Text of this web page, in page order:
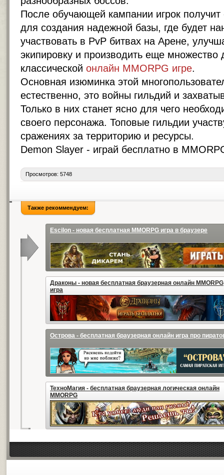
После обучающей кампании игрок получит
для создания надежной базы, где будет
участвовать в PvP битвах на Арене,
экипировку и производить еще множество
классической онлайн MMORPG игре.
Основная изюминка этой
естественно, это войны гильдий и
Только в них станет ясно для чего
своего персонажа. Топовые гильдии
сражениях за территорию и ресурсы.
Demon Slayer - играй бесплатно в
Просмотров: 5748
Также рекоммендуем:
Escilon - новая бесплатная MMORPG игра в браузере
Драконы - новая бесплатная браузерная онлайн MMORPG
игра
Острова - бесплатная браузерная онлайн игра про
ТехноМагия - бесплатная браузерная логическая онлайн
MMORPG